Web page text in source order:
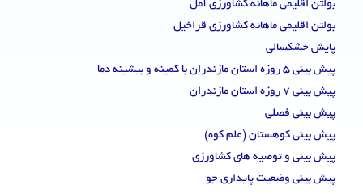
بولتن اقلیمی ماهانه کشاورزی آمل
بولتن اقلیمی ماهانه کشاورزی قراخیل
پایش خشکسالی
پیش بینی 5 روزه استان مازندران با کمینه و بیشینه دما
پیش بینی 7 روزه استان مازندران
پیش بینی فصلی
پیش بینی کوهستان (علم کوه)
پیش بینی و توصیه های کشاورزی
پیش بینی وضعیت پایداری جو